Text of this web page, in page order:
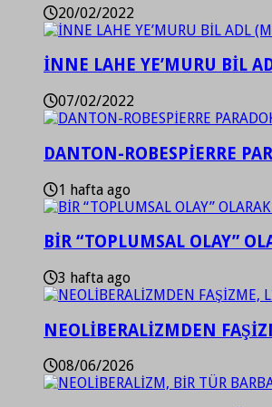
20/02/2022
İNNE LAHE YE’MURU BİL
07/02/2022
DANTON-ROBESPİERRE
1 hafta ago
BİR “TOPLUMSAL OLAY”
3 hafta ago
NEOLİBERALİZMDEN
08/06/2026